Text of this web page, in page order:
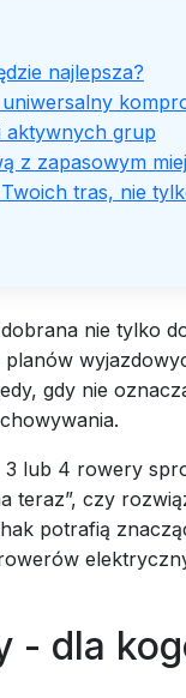
najlepsza?
aktywnych grup
z zapasowym
tras, nie
nie tylko
gdy nie
lub 4 rowery
teraz”, czy
potrafią
- dla